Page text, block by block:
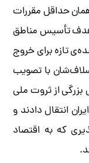
حداقل مقررات
هدف تأسیس مناطق
تازه برای خروج
با تصویب
از ثروت ملی
انتقال دادند و
که به اقتصاد